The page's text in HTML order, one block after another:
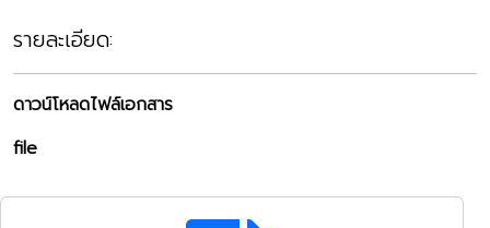
รายละเอียด:
ดาวน์โหลดไฟล์เอกสาร
file